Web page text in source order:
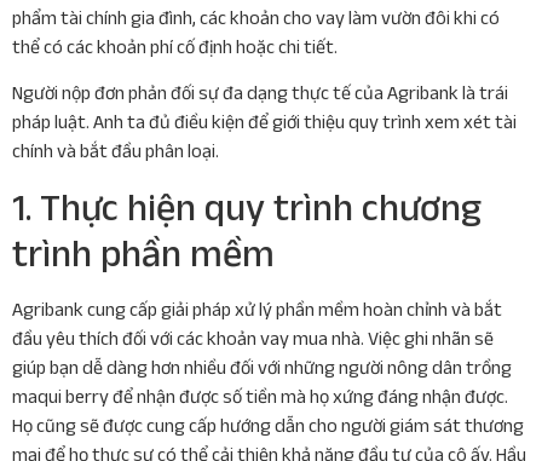
phẩm tài chính gia đình, các khoản cho vay làm vườn đôi khi có
thể có các khoản phí cố định hoặc chi tiết.
Người nộp đơn phản đối sự đa dạng thực tế của Agribank là trái
pháp luật. Anh ta đủ điều kiện để giới thiệu quy trình xem xét tài
chính và bắt đầu phân loại.
1. Thực hiện quy trình chương
trình phần mềm
Agribank cung cấp giải pháp xử lý phần mềm hoàn chỉnh và bắt
đầu yêu thích đối với các khoản vay mua nhà. Việc ghi nhãn sẽ
giúp bạn dễ dàng hơn nhiều đối với những người nông dân trồng
maqui berry để nhận được số tiền mà họ xứng đáng nhận được.
Họ cũng sẽ được cung cấp hướng dẫn cho người giám sát thương
mại để họ thực sự có thể cải thiện khả năng đầu tư của cô ấy. Hầu